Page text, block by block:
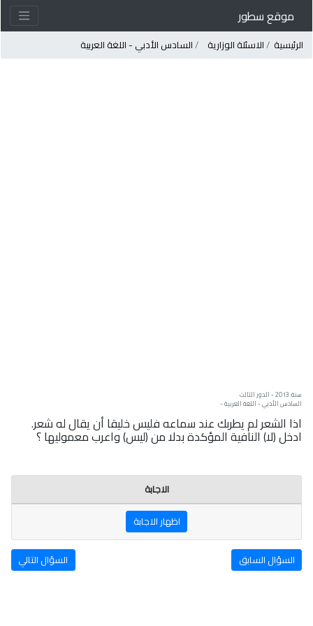
موقع سطور
الرئيسية الاسئلة الوزارية السادس الأدبي - اللغة العربية
سنة: 2013 - الدور الثالث
السادس الأدبي - اللغة العربية -
اذا الشعر لم يطربك عند سماعه فليس خليقا أن يقال له شعر.
ادخل (لا) النافية المؤكدة بدلا من (ليس) واعرب معموليها ؟
الاجابة
اظهار الاجابة
السؤال السابق السؤال التالي